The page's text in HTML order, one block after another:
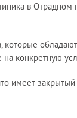
в Отрадном
которые
конкретную
имеет